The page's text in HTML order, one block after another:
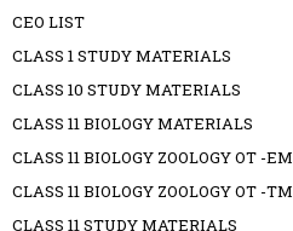
CEO LIST
CLASS 1 STUDY MATERIALS
CLASS 10 STUDY MATERIALS
CLASS 11 BIOLOGY MATERIALS
CLASS 11 BIOLOGY ZOOLOGY OT -EM
CLASS 11 BIOLOGY ZOOLOGY OT -TM
CLASS 11 STUDY MATERIALS